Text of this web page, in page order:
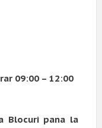
09:00 – 12:00
Blocuri pana la